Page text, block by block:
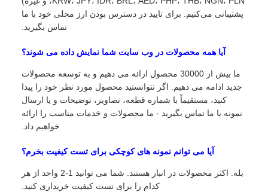
پشتیبانی می‌کنیم. برای تایید در دسترس بودن ارز محلی خود با ما
تماس بگیرید.
آیا همه محصولات در وب سایت شما نمایش داده می شوند؟
ما بیش از 30000 محصول ارائه می دهیم و به توسعه محصولات
جدید ادامه می دهیم. اگر نتوانستید محصول مورد نظر خود را پیدا
کنید، مستقیماً با شماره قطعه، تصاویر، توضیحات و یا ارسال
نمونه با ما تماس بگیرید - ما محصولات و خدمات مناسب را ارائه
خواهیم داد.
آیا می توانم نمونه های کوچکی برای تست کیفیت بخرم؟
بله. اکثر محصولات در انبار هستند. شما می توانید 1-2 واحد از هر
کدام را برای تست کیفیت خریداری کنید.